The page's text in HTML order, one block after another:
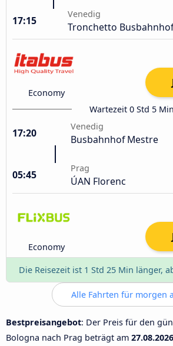
17:15
Venedig
Tronchetto Busbahnhof
Economy
Wartezeit 0 Std 5 Min
17:20
Venedig
Busbahnhof Mestre
05:45
Prag
ÚAN Florenc
Economy
Die Reisezeit ist 1 Std 25 Min länger,
Alle Fahrten für morgen
Bestpreisangebot: Der Preis für den
Bologna nach Prag beträgt am 27.08.2026